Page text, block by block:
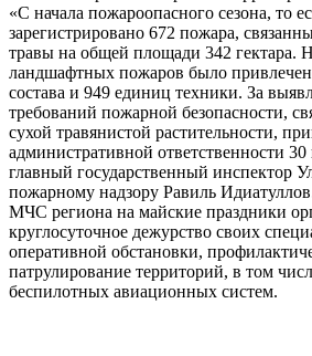
«С начала пожароопасного сезона, то
зарегистрировано 672 пожара,
травы на общей площади 342 гектара.
ландшафтных пожаров было
состава и 949 единиц техники. За
требований пожарной безопасности,
сухой травянистой растительности,
административной ответственности
главный государственный инспектор
пожарному надзору Равиль
МЧС региона на майские праздники
круглосуточное дежурство своих
оперативной обстановки,
патрулирование территорий, в том
беспилотных авиационных систем.